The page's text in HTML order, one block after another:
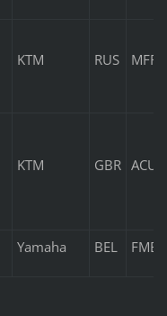
KTM RUS MFR
KTM GBR ACU
Yamaha BEL FMB